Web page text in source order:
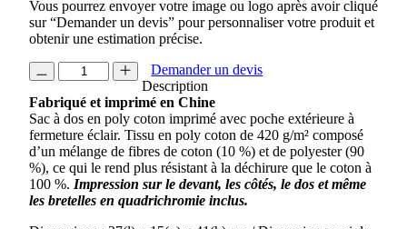
Vous pourrez envoyer votre image ou logo après avoir cliqué
sur “Demander un devis” pour personnaliser votre produit et
obtenir une estimation précise.
quantité
de
SAC
A
DOS
EN
POLYCOTON
SUR
MESURE
Demander un devis
Description
Fabriqué et imprimé en Chine
Sac à dos en poly coton imprimé avec poche extérieure à
fermeture éclair. Tissu en poly coton de 420 g/m² composé
d’un mélange de fibres de coton (10 %) et de polyester (90
%), ce qui le rend plus résistant à la déchirure que le coton à
100 %. Impression sur le devant, les côtés, le dos et même
les bretelles en quadrichromie inclus.